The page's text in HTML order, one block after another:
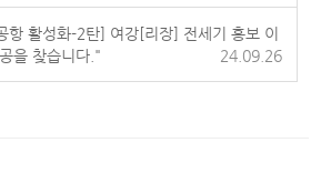
항 활성화-2탄] 여강[리장] 전세기 홍보 이
을 찾습니다."
24.09.26